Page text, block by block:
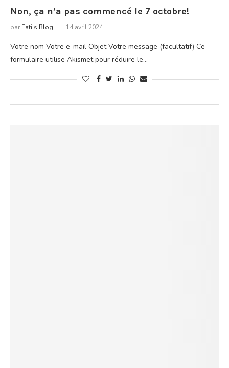
Non, ça n’a pas commencé le 7 octobre!
par Fati's Blog 14 avril 2024
Votre nom Votre e-mail Objet Votre message (facultatif) Ce
formulaire utilise Akismet pour réduire le…